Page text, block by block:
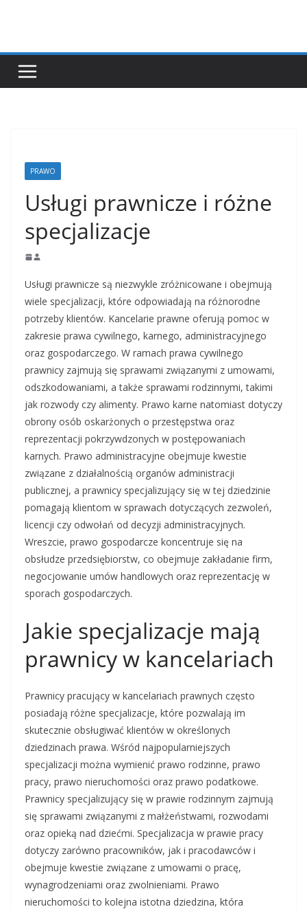
PRAWO
Usługi prawnicze i różne
specjalizacje
Usługi prawnicze są niezwykle zróżnicowane i obejmują
wiele specjalizacji, które odpowiadają na różnorodne
potrzeby klientów. Kancelarie prawne oferują pomoc w
zakresie prawa cywilnego, karnego, administracyjnego
oraz gospodarczego. W ramach prawa cywilnego
prawnicy zajmują się sprawami związanymi z umowami,
odszkodowaniami, a także sprawami rodzinnymi, takimi
jak rozwody czy alimenty. Prawo karne natomiast dotyczy
obrony osób oskarżonych o przestępstwa oraz
reprezentacji pokrzywdzonych w postępowaniach
karnych. Prawo administracyjne obejmuje kwestie
związane z działalnością organów administracji
publicznej, a prawnicy specjalizujący się w tej dziedzinie
pomagają klientom w sprawach dotyczących zezwoleń,
licencji czy odwołań od decyzji administracyjnych.
Wreszcie, prawo gospodarcze koncentruje się na
obsłudze przedsiębiorstw, co obejmuje zakładanie firm,
negocjowanie umów handlowych oraz reprezentację w
sporach gospodarczych.
Jakie specjalizacje mają
prawnicy w kancelariach
Prawnicy pracujący w kancelariach prawnych często
posiadają różne specjalizacje, które pozwalają im
skutecznie obsługiwać klientów w określonych
dziedzinach prawa. Wśród najpopularniejszych
specjalizacji można wymienić prawo rodzinne, prawo
pracy, prawo nieruchomości oraz prawo podatkowe.
Prawnicy specjalizujący się w prawie rodzinnym zajmują
się sprawami związanymi z małżeństwami, rozwodami
oraz opieką nad dziećmi. Specjalizacja w prawie pracy
dotyczy zarówno pracowników, jak i pracodawców i
obejmuje kwestie związane z umowami o pracę,
wynagrodzeniami oraz zwolnieniami. Prawo
nieruchomości to kolejna istotna dziedzina, która